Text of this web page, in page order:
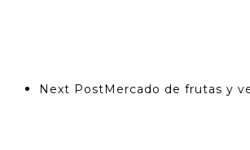
Next PostMercado de frutas y